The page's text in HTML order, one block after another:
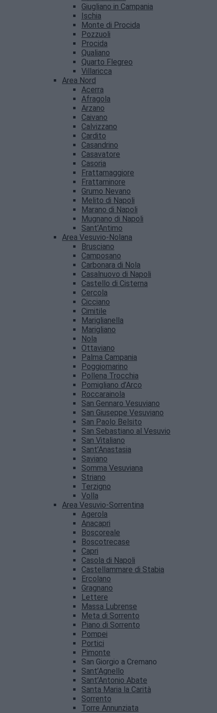
Giugliano in Campania
Ischia
Monte di Procida
Pozzuoli
Procida
Qualiano
Quarto Flegreo
Villaricca
Area Nord
Acerra
Afragola
Arzano
Caivano
Calvizzano
Cardito
Casandrino
Casavatore
Casoria
Frattamaggiore
Frattaminore
Grumo Nevano
Melito di Napoli
Marano di Napoli
Mugnano di Napoli
Sant’Antimo
Area Vesuvio-Nolana
Brusciano
Camposano
Carbonara di Nola
Casalnuovo di Napoli
Castello di Cisterna
Cercola
Cicciano
Cimitile
Mariglianella
Marigliano
Nola
Ottaviano
Palma Campania
Poggiomarino
Pollena Trocchia
Pomigliano d’Arco
Roccarainola
San Gennaro Vesuviano
San Giuseppe Vesuviano
San Paolo Belsito
San Sebastiano al Vesuvio
San Vitaliano
Sant’Anastasia
Saviano
Somma Vesuviana
Striano
Terzigno
Volla
Area Vesuvio-Sorrentina
Agerola
Anacapri
Boscoreale
Boscotrecase
Capri
Casola di Napoli
Castellammare di Stabia
Ercolano
Gragnano
Lettere
Massa Lubrense
Meta di Sorrento
Piano di Sorrento
Pompei
Portici
Pimonte
San Giorgio a Cremano
Sant’Agnello
Sant’Antonio Abate
Santa Maria la Carità
Sorrento
Torre Annunziata